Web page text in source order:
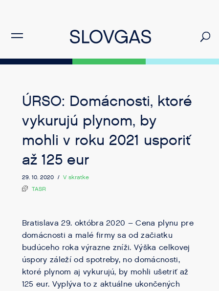
ÚRSO: Domácnosti, ktoré
vykurujú plynom, by
mohli v roku 2021 usporiť
až 125 eur
29. 10. 2020 / V skratke
TASR
Bratislava 29. októbra 2020 – Cena plynu pre
domácnosti a malé firmy sa od začiatku
budúceho roka výrazne zníži. Výška celkovej
úspory záleží od spotreby, no domácnosti,
ktoré plynom aj vykurujú, by mohli ušetriť až
125 eur. Vyplýva to z aktuálne ukončených